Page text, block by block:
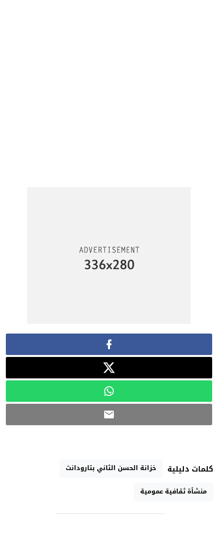
كلمات دليلية
خزانة الحسن الثاني بتارودانت
منشأة ثقافية عمومية